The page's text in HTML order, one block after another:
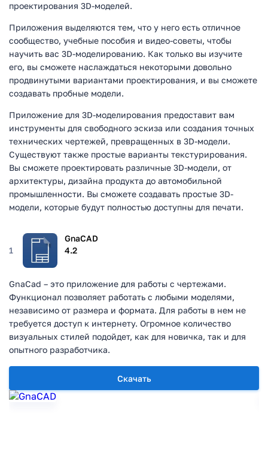
проектирования 3D-моделей.
Приложения выделяются тем, что у него есть отличное
сообщество, учебные пособия и видео-советы, чтобы
научить вас 3D-моделированию. Как только вы изучите
его, вы сможете наслаждаться некоторыми довольно
продвинутыми вариантами проектирования, и вы сможете
создавать пробные модели.
Приложение для 3D-моделирования предоставит вам
инструменты для свободного эскиза или создания точных
технических чертежей, превращенных в 3D-модели.
Существуют также простые варианты текстурирования.
Вы сможете проектировать различные 3D-модели, от
архитектуры, дизайна продукта до автомобильной
промышленности. Вы сможете создавать простые 3D-
модели, которые будут полностью доступны для печати.
1
GnaCAD
4.2
Скачать
GnaCad – это приложение для работы с чертежами.
Функционал позволяет работать с любыми моделями,
независимо от размера и формата. Для работы в нем не
требуется доступ к интернету. Огромное количество
визуальных стилей подойдет, как для новичка, так и для
опытного разработчика.